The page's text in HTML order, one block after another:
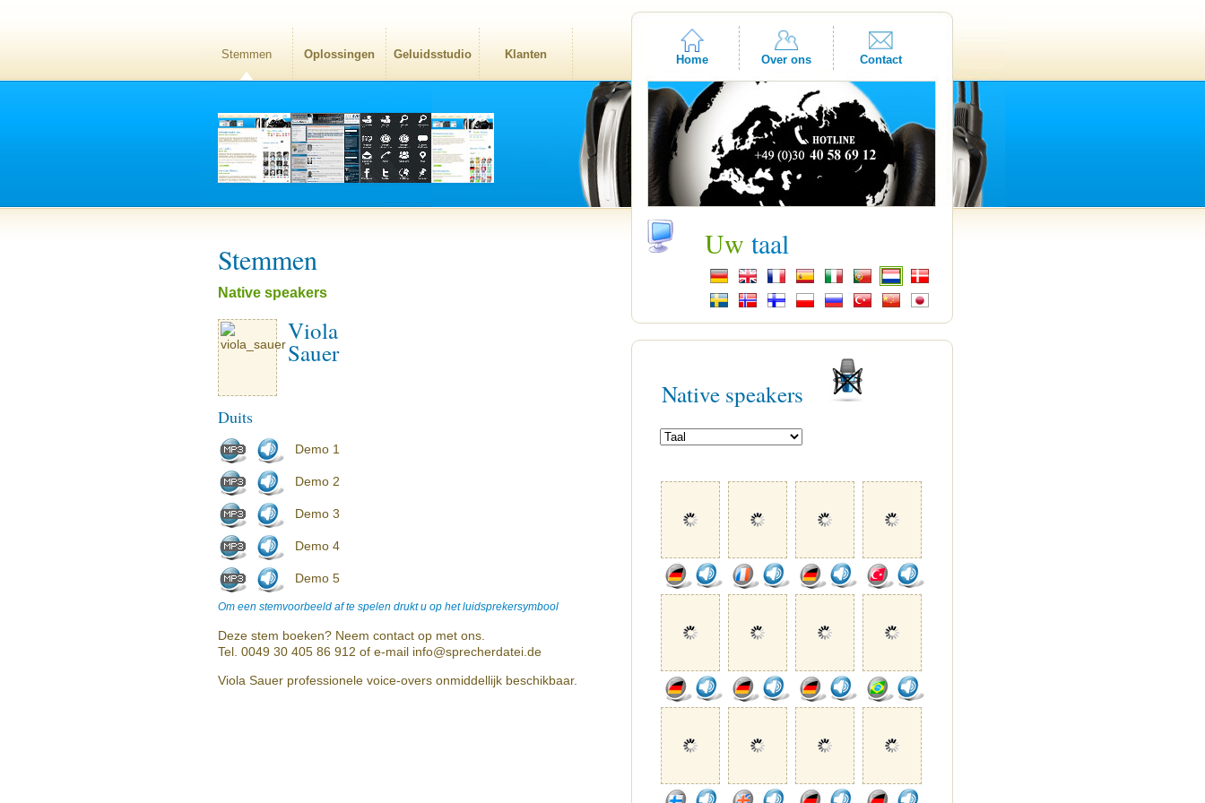
Stemmen Oplossingen Geluidsstudio Klanten Home Over ons Contact
Stemmen
Native speakers
Viola
Sauer
Duits
Demo 1
Demo 2
Demo 3
Demo 4
Demo 5
Om een stemvoorbeeld af te spelen drukt u op het luidsprekersymbool
Deze stem boeken? Neem contact op met ons.
Tel. 0049 30 405 86 912 of e-mail info@sprecherdatei.de
Viola Sauer professionele voice-overs onmiddellijk beschikbaar.
Uw taal
Native speakers